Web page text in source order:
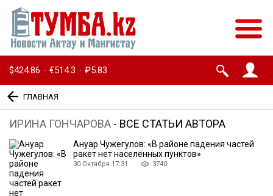
$424.86 · €514.3 · ₽5.83
ГЛАВНАЯ
ИРИНА ГОНЧАРОВА - ВСЕ СТАТЬИ АВТОРА
Ануар Чужегулов: «В районе падения частей
ракет нет населенных пунктов»
30 Октября 17:31 · 3740